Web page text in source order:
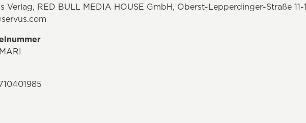
Verlag, RED BULL MEDIA HOUSE GmbH, Oberst-Lepperdinger-Straße 11-